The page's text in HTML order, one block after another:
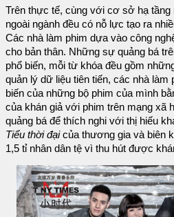
Trên thực tế, cùng với cơ sở hạ
ngoài ngành đều có nỗ lực tạo ra
Các nhà làm phim dựa vào công
cho bản thân. Những sự quảng bá
phổ biến, mỗi từ khóa đều gồm
quản lý dữ liệu tiên tiến, các nhà làm
biến của những bộ phim của mình
của khán giả với phim trên mạng xã
quảng bá để thích nghi với thị hiếu
Tiểu thời đạicủa thương gia và biên
1,5 tỉ nhân dân tệ vì thu hút được